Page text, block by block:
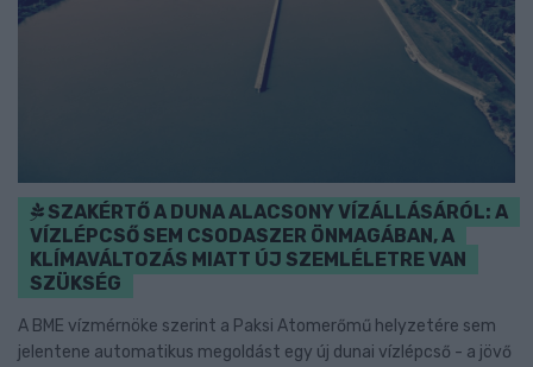
SZAKÉRTŐ A DUNA ALACSONY VÍZÁLLÁSÁRÓL: A
VÍZLÉPCSŐ SEM CSODASZER ÖNMAGÁBAN, A
KLÍMAVÁLTOZÁS MIATT ÚJ SZEMLÉLETRE VAN
SZÜKSÉG
A BME vízmérnöke szerint a Paksi Atomerőmű helyzetére sem
jelentene automatikus megoldást egy új dunai vízlépcső - a jövő